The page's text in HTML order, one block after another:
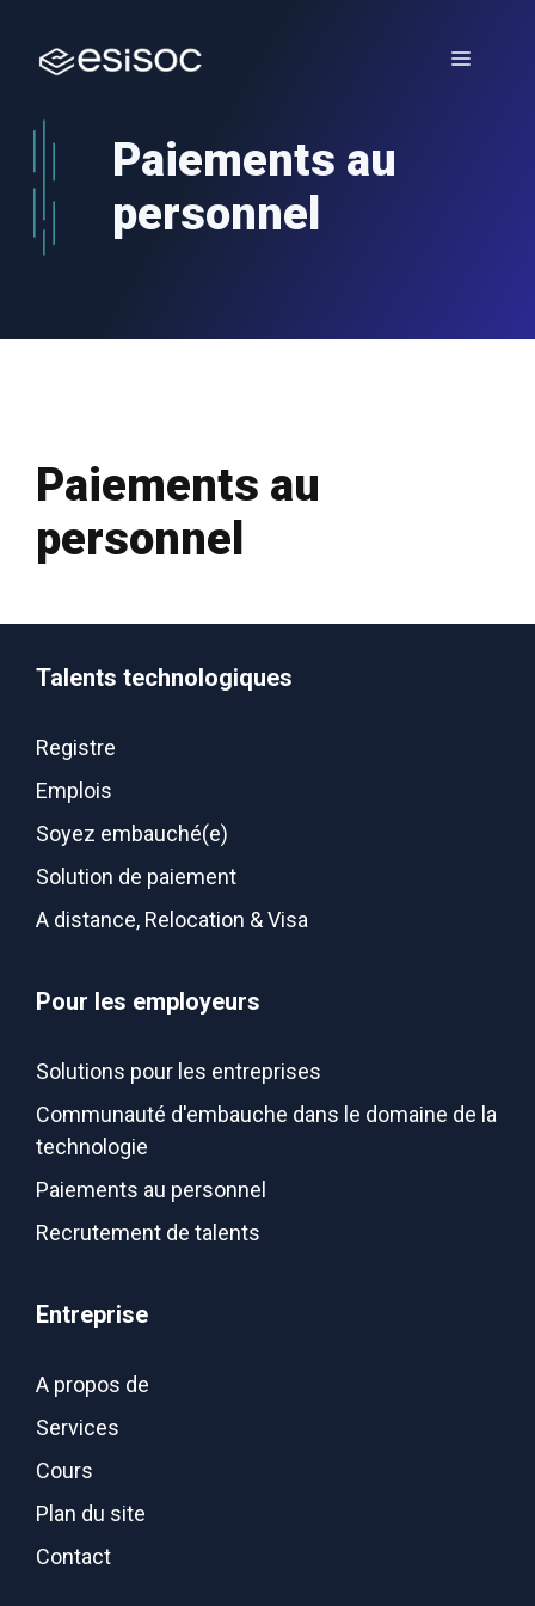
contenu
Menu
Paiements au
personnel
Paiements au
personnel
Talents technologiques
Registre
Emplois
Soyez embauché(e)
Solution de paiement
A distance, Relocation & Visa
Pour les employeurs
Solutions pour les entreprises
Communauté d'embauche dans le domaine de la
technologie
Paiements au personnel
Recrutement de talents
Entreprise
A propos de
Services
Cours
Plan du site
Contact